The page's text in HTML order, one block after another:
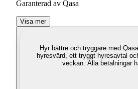
Garanterad av Qasa
Visa mer
Hyr bättre och tryggare med Qasa
hyresvärd, ett tryggt hyresavtal
veckan. Alla betalningar